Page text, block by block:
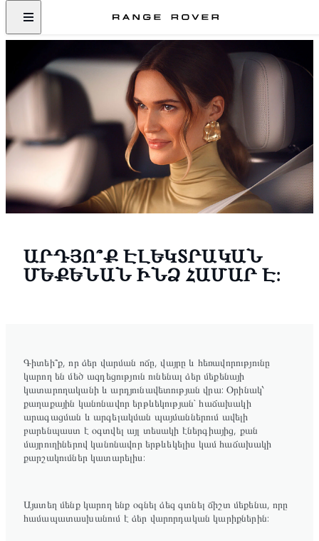
ԱՐԴՅՈ՞Ք ԷԼԵԿՏՐԱԿԱՆ
ՄԵՔԵՆԱՆ ԻՆՁ ՀԱՄԱՐ Է:
Գիտեի՞ք, որ ձեր վարման ոճը, վայրը և հեռավորությունը
կարող են մեծ ազդեցություն ունենալ ձեր մեքենայի
կատարողականի և արդյունավետության վրա: Օրինակ՝
քաղաքային կանոնավոր երթևեկության` հաճախակի
արագացման և արգելակման պայմաններում ավելի
բարենպաստ է օգտվել այլ տեսակի էներգիայից, քան
մայրուղիներով կանոնավոր երթևեկելիս կամ հաճախակի
քարշակումներ կատարելիս:
Այստեղ մենք կարող ենք օգնել ձեզ գտնել ճիշտ մեքենա, որը
համապատասխանում է ձեր վարորդական կարիքներին: